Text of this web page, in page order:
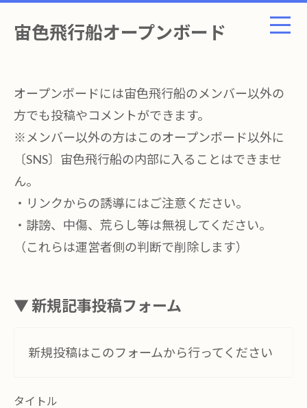
宙色飛行船オープンボード
オープンボードには宙色飛行船のメンバー以外の
方でも投稿やコメントができます。
※メンバー以外の方はこのオープンボード以外に
〔SNS〕宙色飛行船の内部に入ることはできませ
ん。
・リンクからの誘導にはご注意ください。
・誹謗、中傷、荒らし等は無視してください。
（これらは運営者側の判断で削除します）
▼ 新規記事投稿フォーム
新規投稿はこのフォームから行ってください
タイトル